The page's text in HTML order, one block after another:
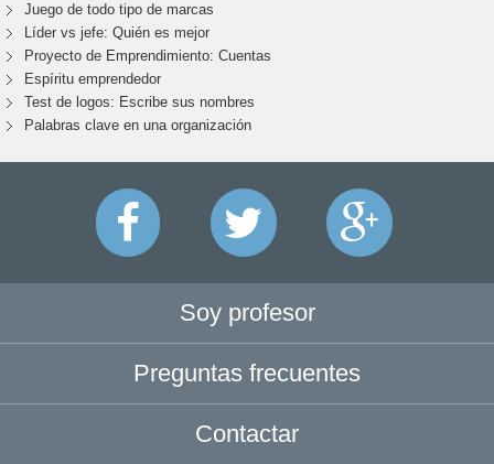
Juego de todo tipo de marcas
Líder vs jefe: Quién es mejor
Proyecto de Emprendimiento: Cuentas
Espíritu emprendedor
Test de logos: Escribe sus nombres
Palabras clave en una organización
Soy profesor
Preguntas frecuentes
Contactar